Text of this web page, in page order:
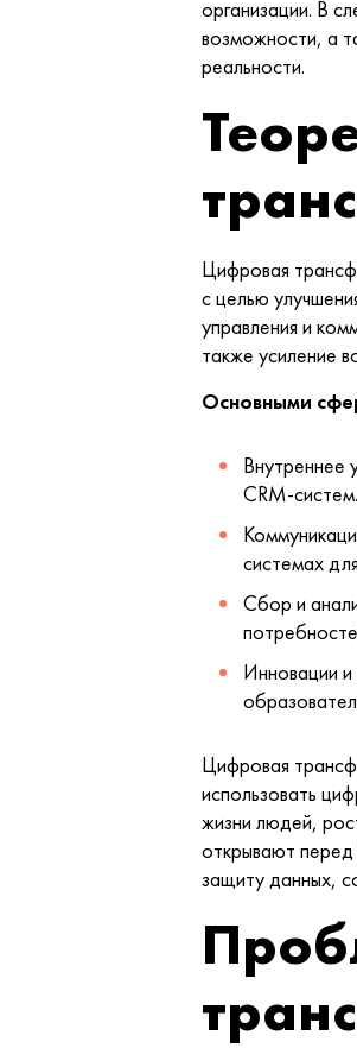
организации. В
возможности, а
реальности.
Цифровая
с целью
управления и
также усиление
Основными
Внутреннее
CRM-систем.
системах
Сбор и
Инновации
Цифровая
использовать
жизни людей,
открывают
защиту данных,